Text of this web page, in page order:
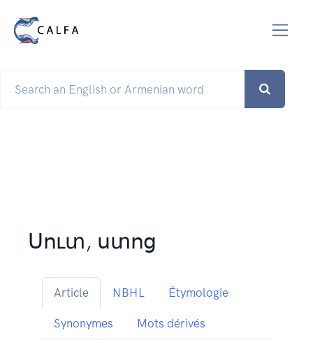
Սուտ, ստոց
Article NBHL Étymologie
Synonymes Mots dérivés